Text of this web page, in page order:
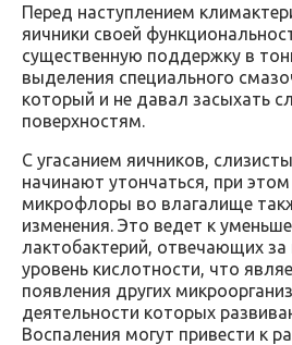
Перед наступлением
яичники своей
существенную поддержку в
выделения специального
который и не давал засыхать
поверхностям.
С угасанием яичников,
начинают утончаться, при этом
микрофлоры во влагалище
изменения. Это ведет к
лактобактерий, отвечающих
уровень кислотности, что
появления других
деятельности которых
Воспаления могут привести к